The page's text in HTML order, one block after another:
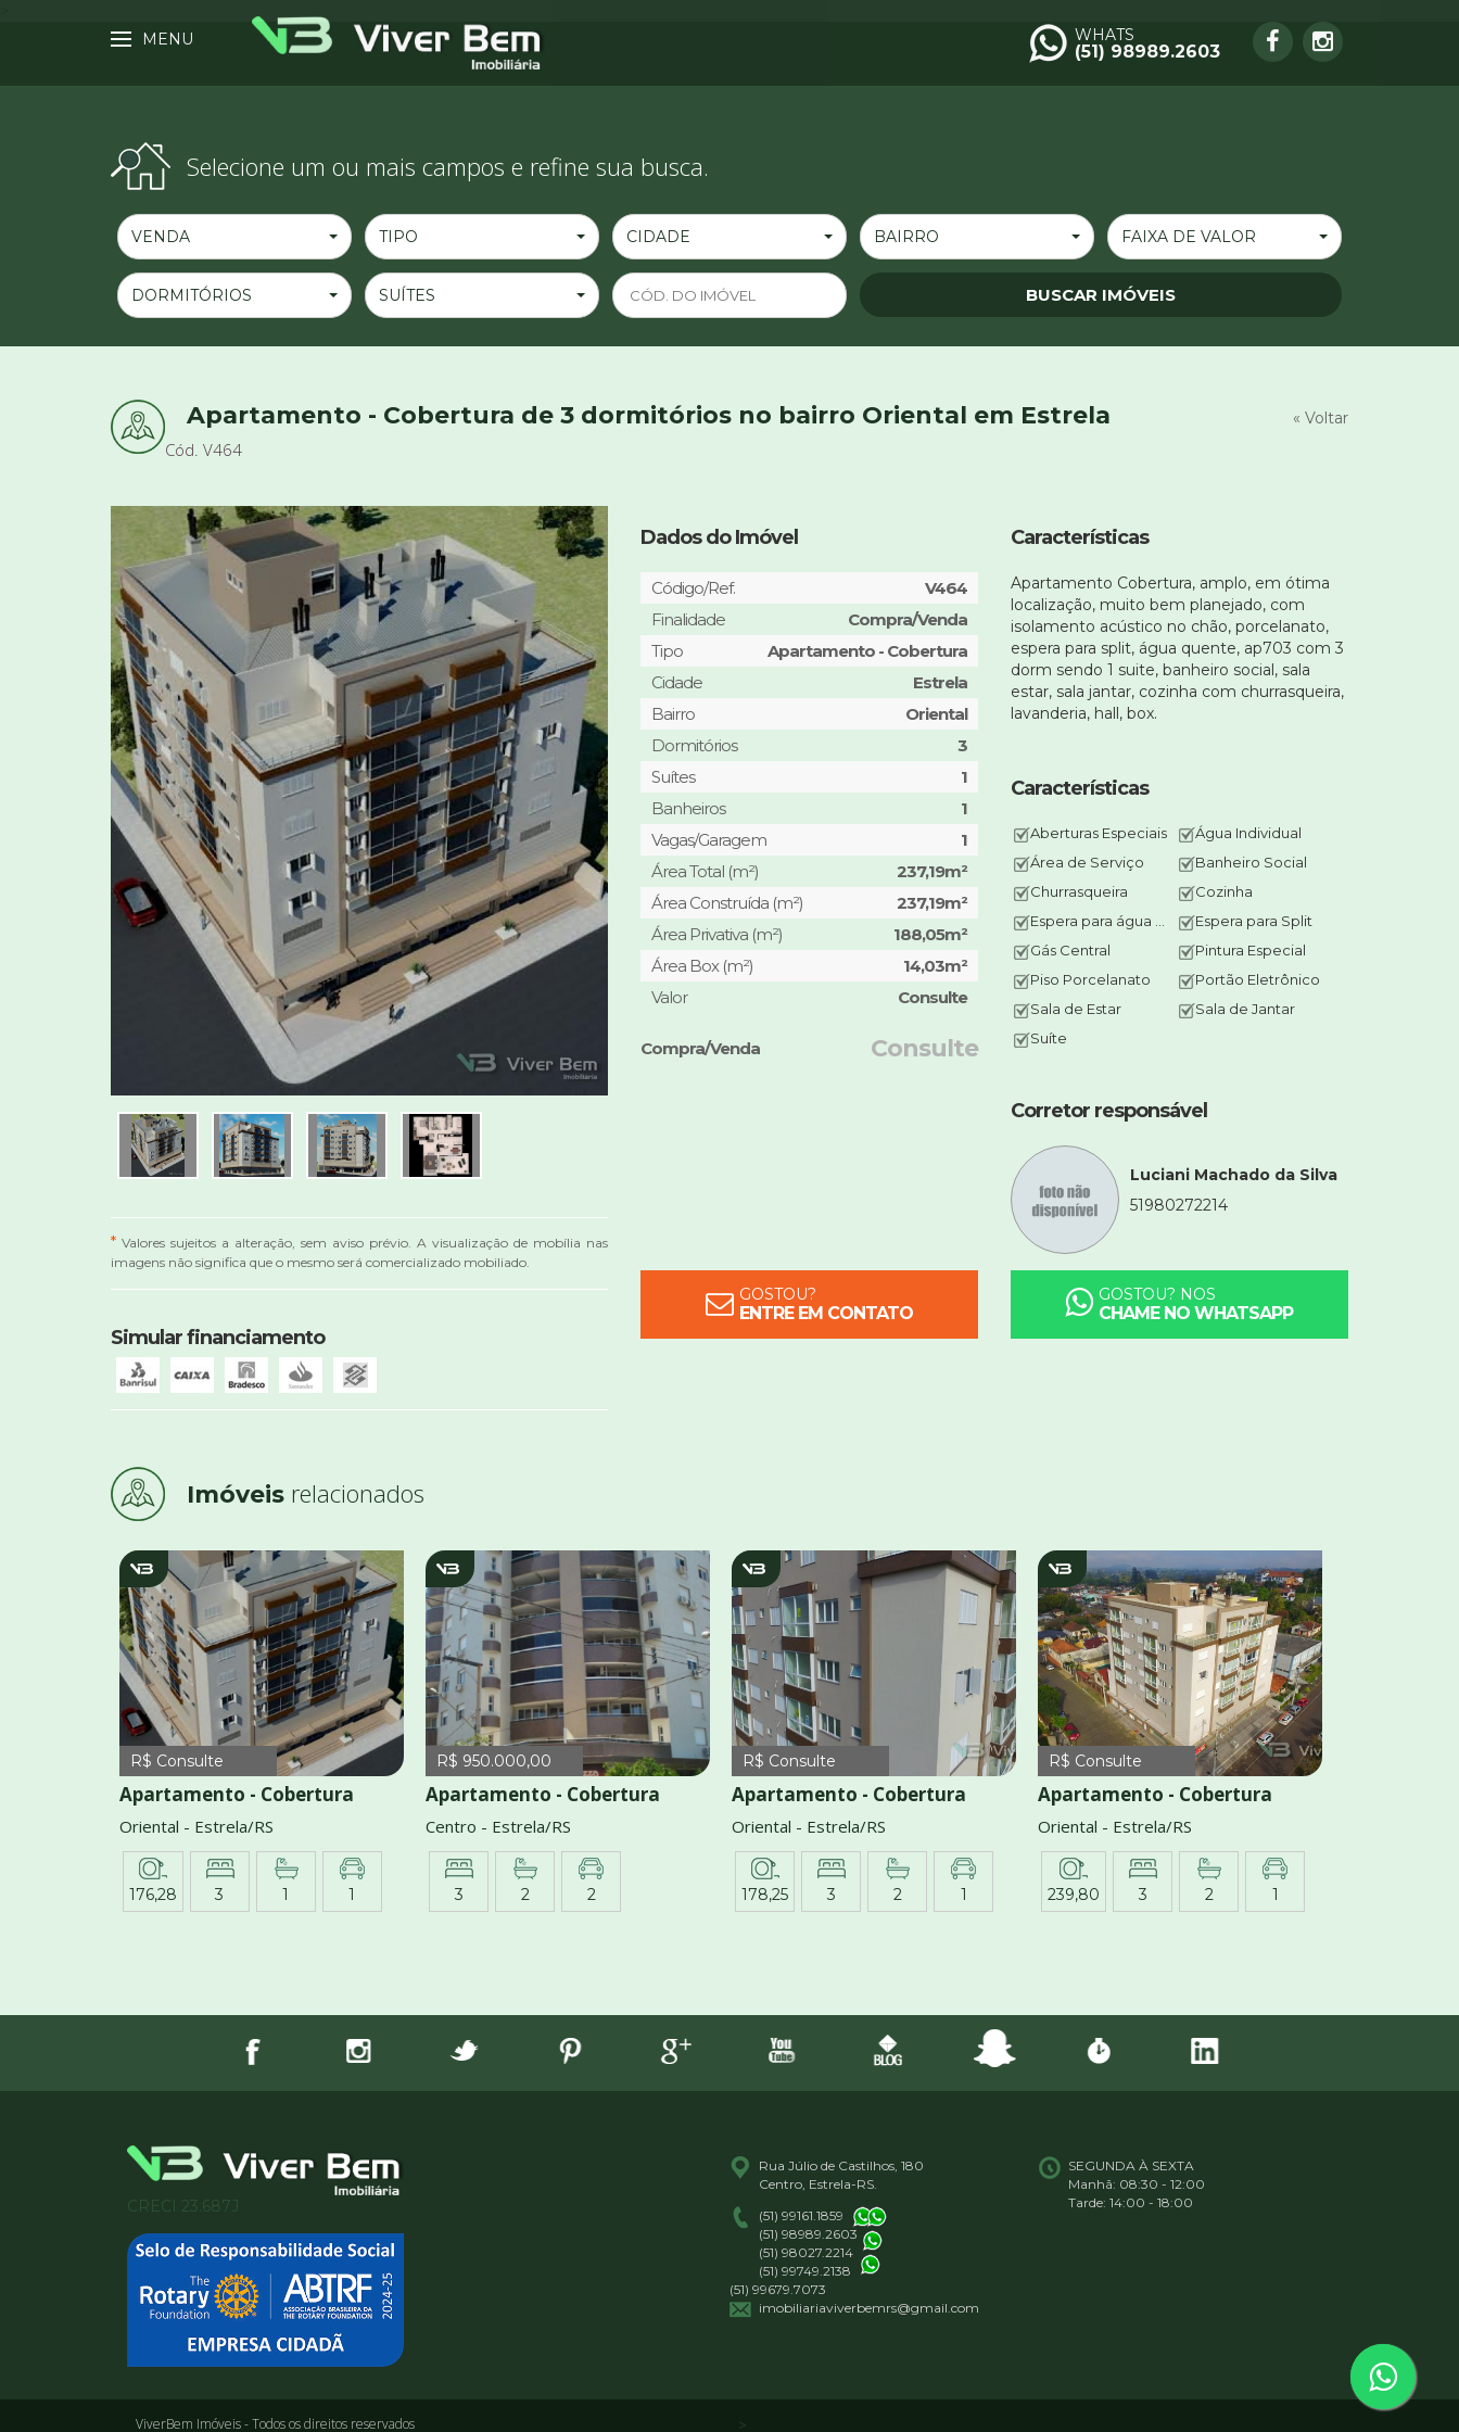
MENU
WHATS
(51) 98989.2603
Selecione um ou mais campos e refine sua busca.
VENDA TIPO CIDADE BAIRRO FAIXA DE VALOR
DORMITÓRIOS SUÍTES
Apartamento - Cobertura de 3 dormitórios no bairro Oriental em Estrela
Cód. V464
« Voltar
* Valores sujeitos a alteração, sem aviso prévio. A visualização de mobília nas
imagens não significa que o mesmo será comercializado mobiliado.
Simular financiamento
Dados do Imóvel
Código/Ref.
V464
Finalidade
Compra/Venda
Tipo
Apartamento - Cobertura
Cidade
Estrela
Bairro
Oriental
Dormitórios
3
Suítes
1
Banheiros
1
Vagas/Garagem
1
Área Total (m²)
237,19m²
Área Construída (m²)
237,19m²
Área Privativa (m²)
188,05m²
Área Box (m²)
14,03m²
Valor
Consulte
Compra/Venda Consulte
Características
Apartamento Cobertura, amplo, em ótima
localização, muito bem planejado, com
isolamento acústico no chão, porcelanato,
espera para split, água quente, ap703 com 3
dorm sendo 1 suite, banheiro social, sala
estar, sala jantar, cozinha com churrasqueira,
lavanderia, hall, box.
Características
Aberturas Especiais
Água Individual
Área de Serviço
Banheiro Social
Churrasqueira
Cozinha
Espera para água quente
Espera para Split
Gás Central
Pintura Especial
Piso Porcelanato
Portão Eletrônico
Sala de Estar
Sala de Jantar
Suíte
Corretor responsável
Luciani Machado da Silva
51980272214
GOSTOU?
ENTRE EM CONTATO
GOSTOU? NOS
CHAME NO WHATSAPP
Imóveis relacionados
V463
R$ Consulte
Apartamento - Cobertura
Oriental - Estrela/RS
176,28 3 1 1
v1557
R$ 950.000,00
Apartamento - Cobertura
Centro - Estrela/RS
3 2 2
v1212
R$ Consulte
Apartamento - Cobertura
Oriental - Estrela/RS
178,25 3 2 1
v1213
R$ Consulte
Apartamento - Cobertura
Oriental - Estrela/RS
239,80 3 2 1
CRECI 23.687J
Rua Júlio de Castilhos, 180
Centro, Estrela-RS.
(51) 99161.1859
(51) 98989.2603
(51) 98027.2214
(51) 99749.2138
(51) 99679.7073
imobiliariaviverbemrs@gmail.com
SEGUNDA À SEXTA
Manhã: 08:30 - 12:00
Tarde: 14:00 - 18:00
ViverBem Imóveis - Todos os direitos reservados >